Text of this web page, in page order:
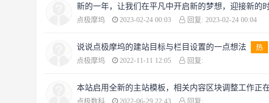
新的一年，让我们在平凡中开启新的梦想，迎接新的时
点极摩坞
2023-02-24 00:03 回复: 2023-02-24 00:04
说说点极摩坞的建站目标与栏目设置的一点想法
热
点极摩坞
2022-11-11 12:05 回复:
本站启用全新的主站模板，相关内容区块调整工作正
点极数科
2022-06-29 22:43 回复: